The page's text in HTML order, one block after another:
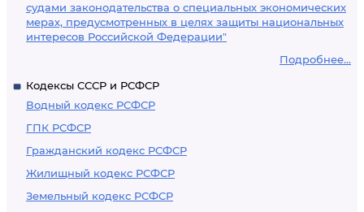
судами законодательства о специальных экономических
мерах, предусмотренных в целях защиты национальных
интересов Российской Федерации"
Подробнее...
Кодексы СССР и РСФСР
Водный кодекс РСФСР
ГПК РСФСР
Гражданский кодекс РСФСР
Жилищный кодекс РСФСР
Земельный кодекс РСФСР